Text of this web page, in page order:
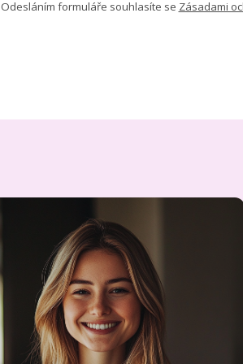
Odesláním formuláře souhlasíte se Zásadami